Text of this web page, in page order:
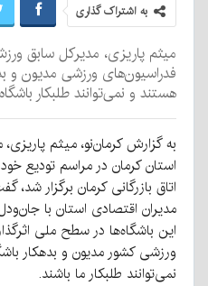
به اشتراک گذاری
میثم پاریزی، مدیرکل سابق
فدراسیون‌های ورزشی مدیون و
هستند و نمی‌توانند طلبکار
به گزارش کرمان‌نو، میثم
اتاق بازرگانی کرمان برگزار شد،
مدیران اقتصادی استان با
این باشگاه‌ها در سطح ملی
ورزشی کشور مدیون و بدهکار
نمی‌توانند طلبکار ما باشند.